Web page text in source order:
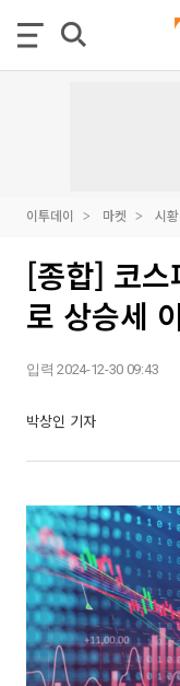
이투데이 마켓 시황
[종합] 코스
로 상승세
입력 2024-12-30 09:43
박상인 기자